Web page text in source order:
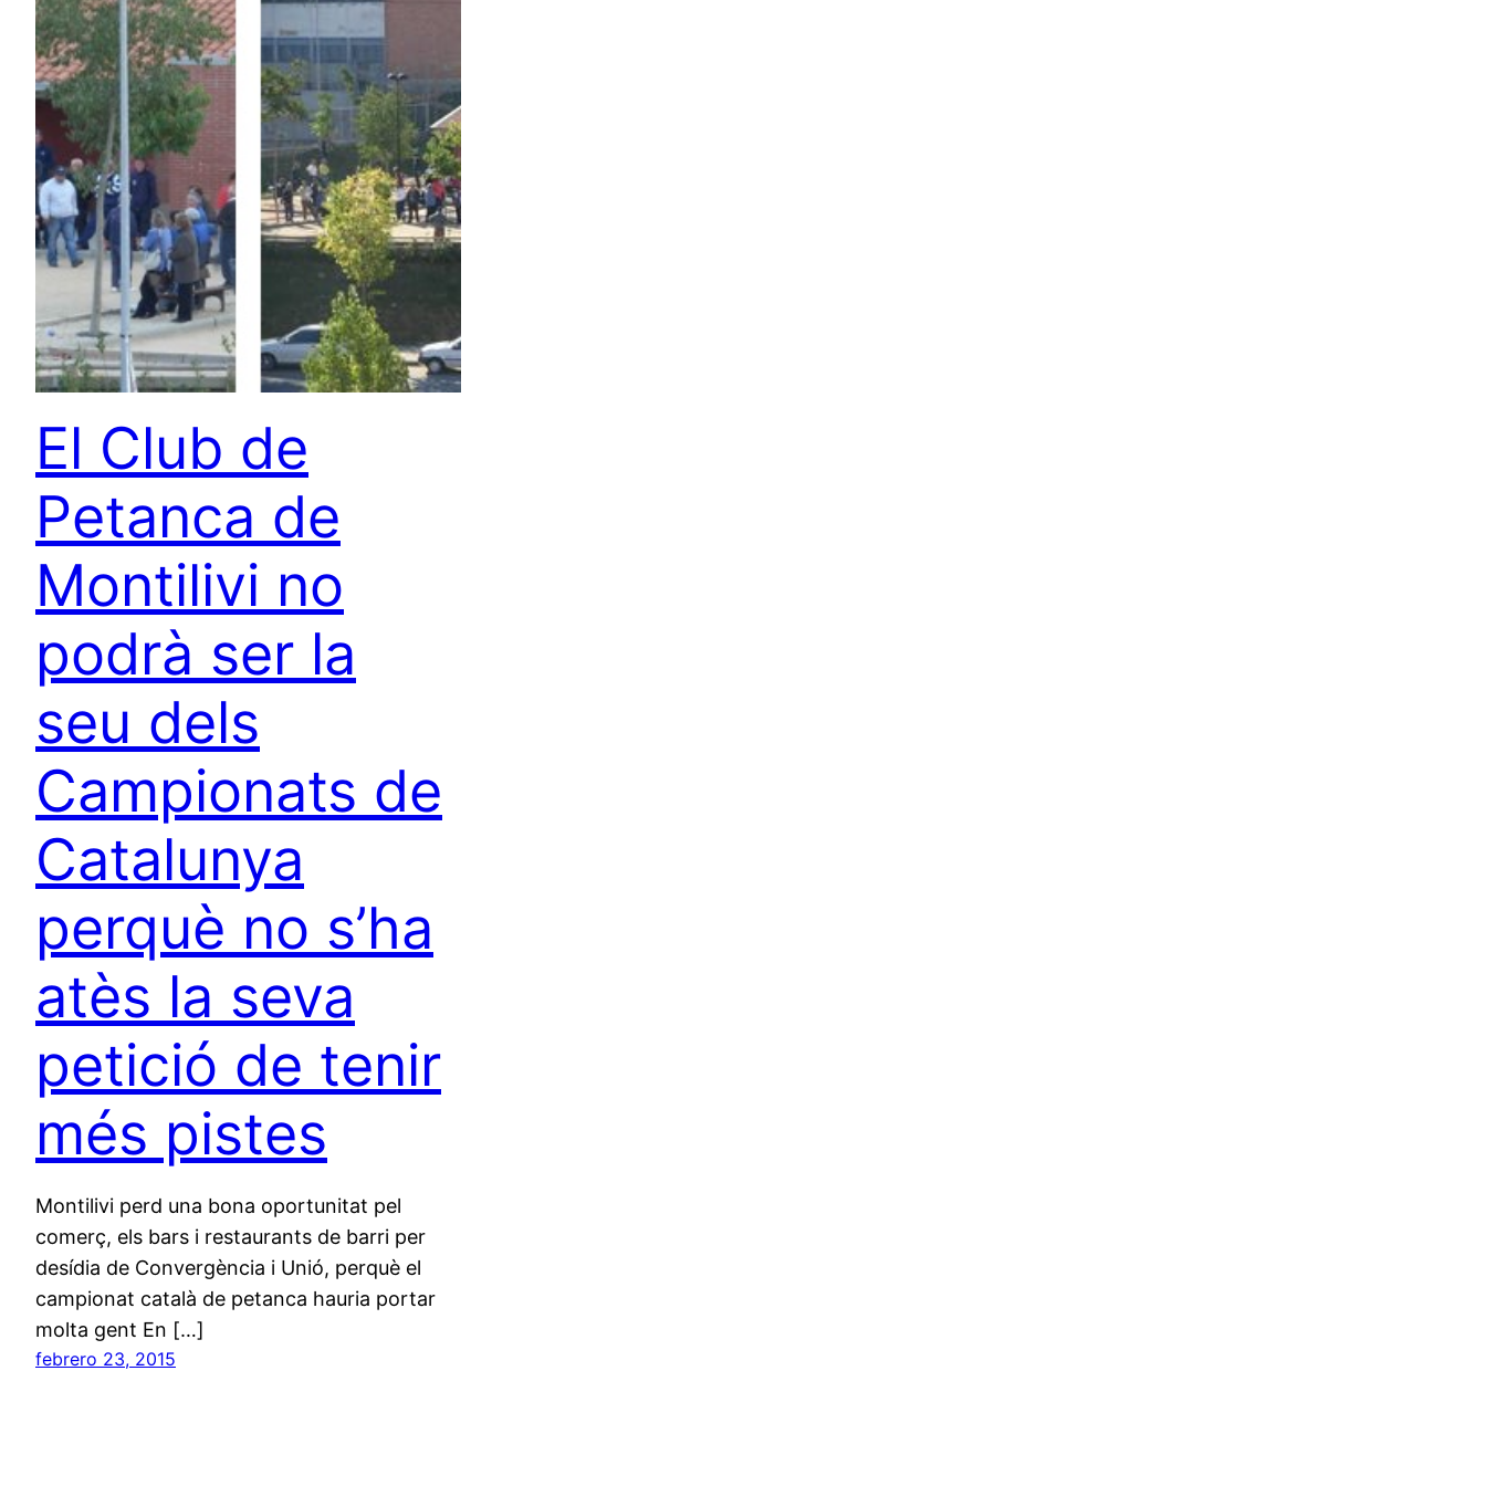
El Club de
Petanca de
Montilivi no
podrà ser la
seu dels
Campionats de
Catalunya
perquè no s’ha
atès la seva
petició de tenir
més pistes
Montilivi perd una bona oportunitat pel
comerç, els bars i restaurants de barri per
desídia de Convergència i Unió, perquè el
campionat català de petanca hauria portar
molta gent En […]
febrero 23, 2015